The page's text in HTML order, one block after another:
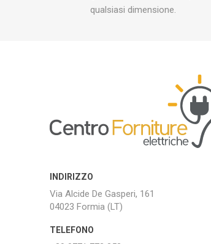
qualsiasi dimensione.
INDIRIZZO
Via Alcide De Gasperi, 161
04023 Formia (LT)
TELEFONO